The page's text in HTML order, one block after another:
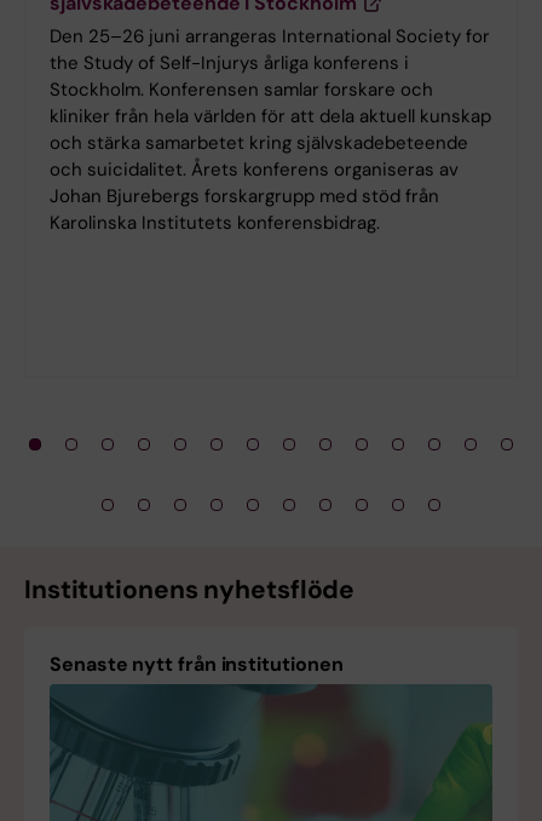
Den 25–26 juni arrangeras International Society for
the Study of Self-Injurys årliga konferens i
Stockholm. Konferensen samlar forskare och
kliniker från hela världen för att dela aktuell kunskap
och stärka samarbetet kring självskadebeteende
och suicidalitet. Årets konferens organiseras av
Johan Bjurebergs forskargrupp med stöd från
Karolinska Institutets konferensbidrag.
Institutionens nyhetsflöde
Senaste nytt från institutionen